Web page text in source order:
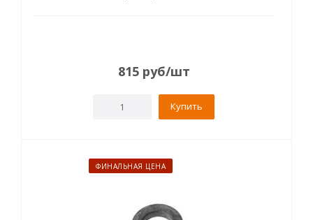
815 руб/шт
Купить
ФИНАЛЬНАЯ ЦЕНА